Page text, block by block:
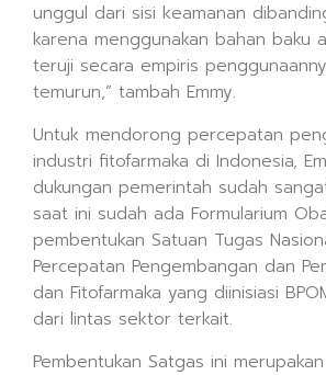
unggul dari sisi keamanan
karena menggunakan bahan baku
teruji secara empiris
temurun,” tambah Emmy.
Untuk mendorong percepatan
industri fitofarmaka di Indonesia,
dukungan pemerintah sudah
saat ini sudah ada Formularium
pembentukan Satuan Tugas
Percepatan Pengembangan dan
dan Fitofarmaka yang diinisiasi
dari lintas sektor terkait.
Pembentukan Satgas ini